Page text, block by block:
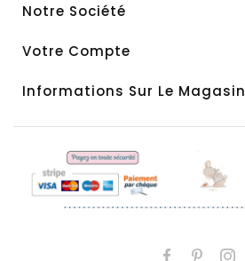
Notre Société
Votre Compte
Informations Sur Le Magasin